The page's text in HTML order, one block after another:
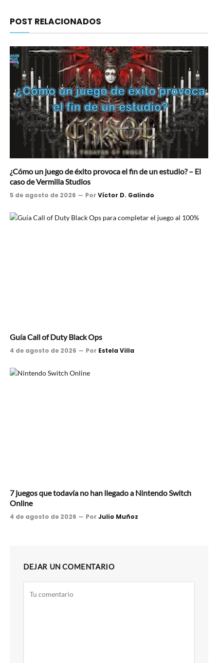
POST RELACIONADOS
¿Cómo un juego de éxito provoca el fin de un estudio? – El
caso de Vermilla Studios
5 de agosto de 2026 Por Víctor D. Galindo
Guía Call of Duty Black Ops
4 de agosto de 2026 Por Estela Villa
7 juegos que todavía no han llegado a Nintendo Switch
Online
4 de agosto de 2026 Por Julio Muñoz
DEJAR UN COMENTARIO